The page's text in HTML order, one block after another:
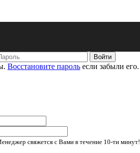
Восстановите пароль если забыли его.
свяжется с Вами в течение 10-ти минут!